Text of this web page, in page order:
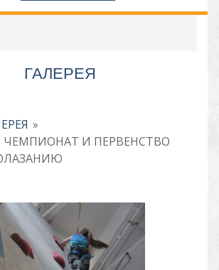
ГАЛЕРЕЯ
»
ЧЕМПИОНАТ И ПЕРВЕНСТВО